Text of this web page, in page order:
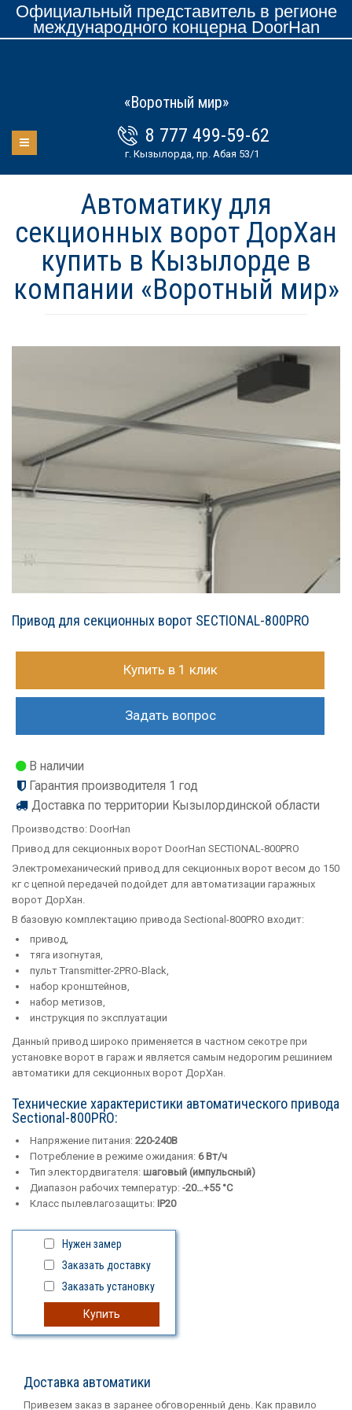
Официальный представитель в регионе
международного концерна DoorHan
«Воротный мир»
8 777 499-59-62
г. Кызылорда, пр. Абая 53/1
Автоматику для
секционных ворот ДорХан
купить в Кызылорде в
компании «Воротный мир»
Привод для секционных ворот SECTIONAL-800PRO
Купить в 1 клик
Задать вопрос
В наличии
Гарантия производителя 1 год
Доставка по территории Кызылординской области
Производство: DoorHan
Привод для секционных ворот DoorHan SECTIONAL-800PRO
Электромеханический привод для секционных ворот весом до 150
кг с цепной передачей подойдет для автоматизации гаражных
ворот ДорХан.
В базовую комплектацию привода Sectional-800PRO входит:
привод,
тягa изогнутaя,
пульт Transmitter-2PRO-Black,
набор кронштейнов,
нaбор метизов,
инструкция по эксплуaтaции
Данный привод широко применяется в частном секотре при
установке ворот в гараж и является самым недорогим решинием
автоматики для секционных ворот ДорХан.
Технические характеристики автоматического привода
Sectional-800PRO:
Напряжение питания: 220-240В
Потребление в режиме ожидания: 6 Вт/ч
Тип электордвигателя: шaговый (импульсный)
Диапазон рабочих температур: -20…+55 °С
Класс пылевлагозащиты: IP20
Нужен замер
Заказать доставку
Заказать установку
Купить
Доставка автоматики
Привезем заказ в заранее обговоренный день. Как правило